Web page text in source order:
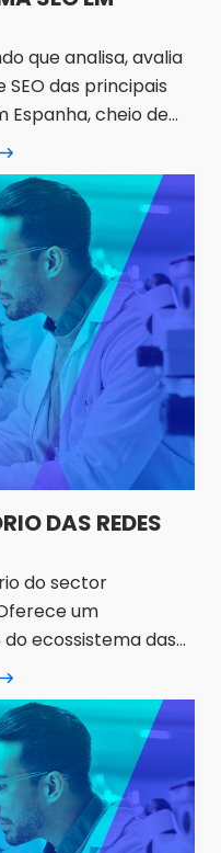
que analisa, avalia
das principais
cheio de
DAS REDES
do sector
um
ecossistema das
farmacêuticas